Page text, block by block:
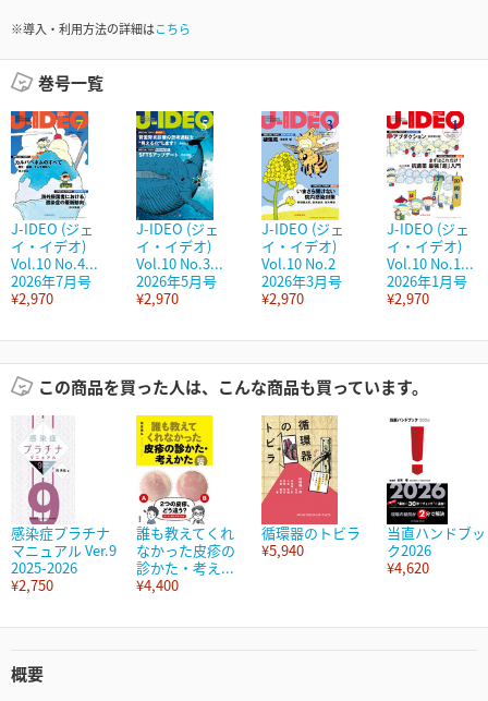
※導入・利用方法の詳細はこちら
巻号一覧
J-IDEO (ジェ
イ・イデオ)
Vol.10 No.4...
2026年7月号
¥2,970
J-IDEO (ジェ
イ・イデオ)
Vol.10 No.3...
2026年5月号
¥2,970
J-IDEO (ジェ
イ・イデオ)
Vol.10 No.2
2026年3月号
¥2,970
J-IDEO (ジェ
イ・イデオ)
Vol.10 No.1...
2026年1月号
¥2,970
この商品を買った人は、こんな商品も買っています。
感染症プラチナ
マニュアル Ver.9
2025-2026
¥2,750
誰も教えてくれ
なかった皮疹の
診かた・考え...
¥4,400
循環器のトビラ
¥5,940
当直ハンドブッ
ク2026
¥4,620
概要